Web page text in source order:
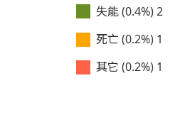
失能 (0.4%) 2
死亡 (0.2%) 1
其它 (0.2%) 1